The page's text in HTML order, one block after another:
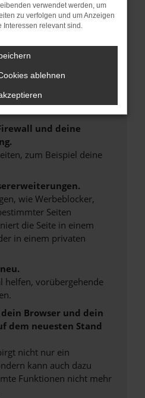
ERROR
aufgetreten.
die dir helfen können:
und deine
zum Beispiel deine
wie Werbeblocker,
Seiten
die Seite in einem
in einem privaten
helfen, vorübergehende
Browser und dein
dem neuesten Stand
nicht nur ein
kann auch dazu
Funktionen nicht mehr
verwendet werden, um
zu verfolgen und um Anzeigen
Interessen relevant sind.
ablehnen